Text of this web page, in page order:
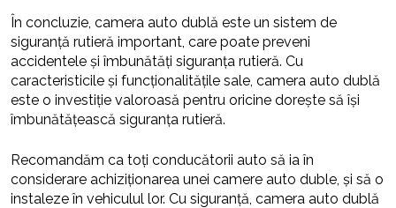
În concluzie, camera auto dublă este un sistem de
siguranță rutieră important, care poate preveni
accidentele și îmbunătăți siguranța rutieră. Cu
caracteristicile și funcționalitățile sale, camera auto dublă
este o investiție valoroasă pentru oricine dorește să își
îmbunătățească siguranța rutieră.
Recomandăm ca toți conducătorii auto să ia în
considerare achiziționarea unei camere auto duble, și să o
instaleze în vehiculul lor. Cu siguranță, camera auto dublă